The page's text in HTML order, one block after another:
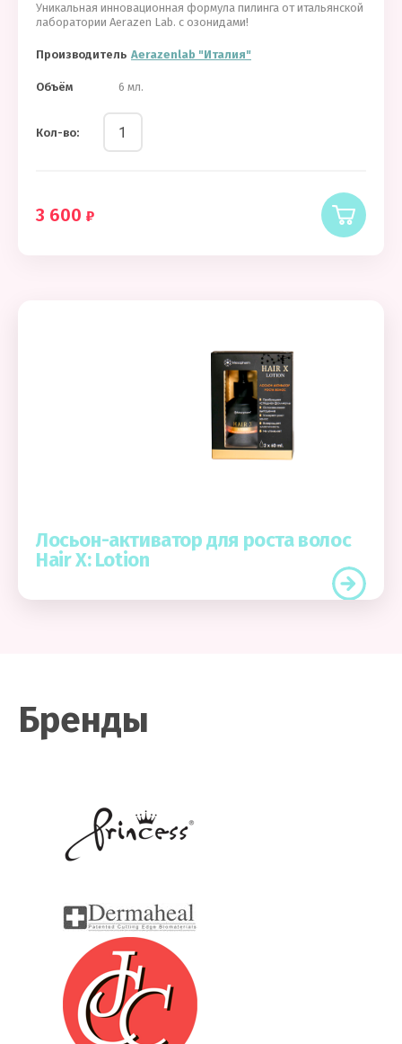
Уникальная инновационная формула пилинга от итальянской
лаборатории Aerazen Lab. с озонидами!
Производитель Aerazenlab "Италия"
Объём 6 мл.
Кол-во:
3 600
Лосьон-активатор для роста волос
Hair X: Lotion
Бренды